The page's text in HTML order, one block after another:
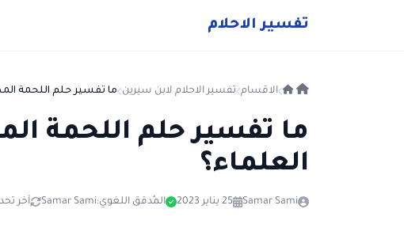
تفسير الاحلام
الاقسام تفسير الاحلام لابن سيرين ما تفسير حلم اللحمة
ما تفسير حلم اللحمة
العلماء؟
Samar Sami 25 يناير 2023 المُدقق اللغوي:Samar Sami آخر تحديث: 25